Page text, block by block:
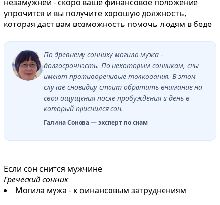
незамужней - скоро ваше финансовое положение
упрочится и вы получите хорошую должность,
которая даст вам возможность помочь людям в беде
По древнему соннику могила мужа -
долгосрочность. По некоторым сонникам, сны
имеют противоречивые толкования. В этом
случае сновидцу стоит обратить внимание на
свои ощущения после пробуждения и день в
который приснился сон.
Галина Сонова — эксперт по снам
Если сон снится мужчине
Греческий сонник
Могила мужа - к финансовым затруднениям